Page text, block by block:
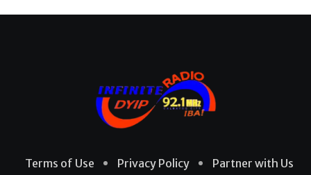
Terms of Use Privacy Policy
Partner with Us